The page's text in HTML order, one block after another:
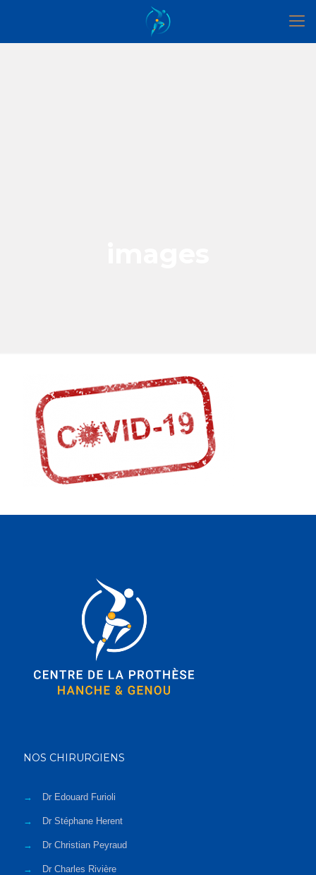
NOS CHIRURGIENS
→ Dr Edouard Furioli
→ Dr Stéphane Herent
→ Dr Christian Peyraud
→ Dr Charles Rivière